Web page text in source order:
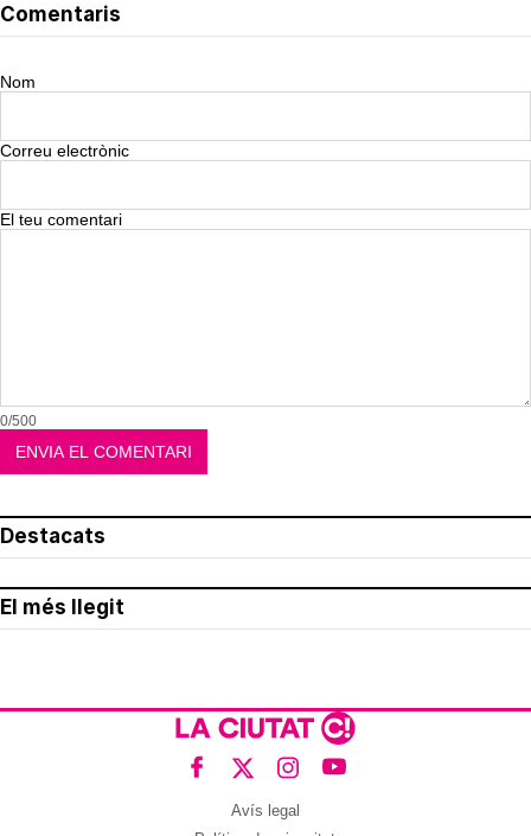
Comentaris
Nom
Correu electrònic
El teu comentari
0/500
Destacats
El més llegit
Avís legal